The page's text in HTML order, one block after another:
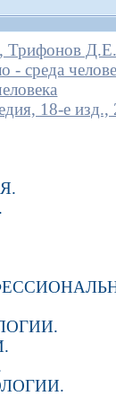
- среда
18-е изд.,